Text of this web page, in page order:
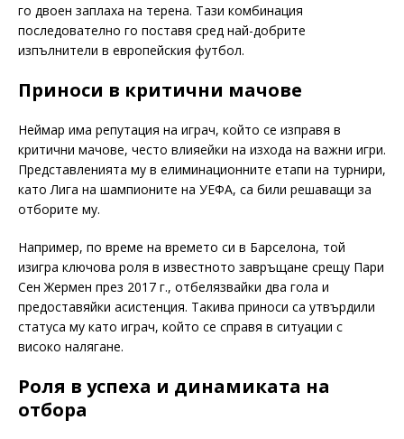
го двоен заплаха на терена. Тази комбинация
последователно го поставя сред най-добрите
изпълнители в европейския футбол.
Приноси в критични мачове
Неймар има репутация на играч, който се изправя в
критични мачове, често влияейки на изхода на важни игри.
Представленията му в елиминационните етапи на турнири,
като Лига на шампионите на УЕФА, са били решаващи за
отборите му.
Например, по време на времето си в Барселона, той
изигра ключова роля в известното завръщане срещу Пари
Сен Жермен през 2017 г., отбелязвайки два гола и
предоставяйки асистенция. Такива приноси са утвърдили
статуса му като играч, който се справя в ситуации с
високо налягане.
Роля в успеха и динамиката на
отбора